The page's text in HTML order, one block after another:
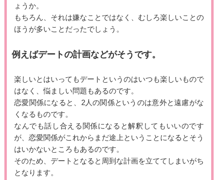
ょうか。
もちろん、それは嫌なことではなく、むしろ楽しいことの
ほうが多いことだったでしょう。
例えばデートの計画などがそうです。
楽しいとはいってもデートというのはいつも楽しいもので
はなく、悩ましい問題もあるのです。
恋愛関係になると、2人の関係というのは意外と遠慮がな
くなるものです。
なんでも話し合える関係になると解釈してもいいのです
が、恋愛関係がこれからまだ途上ということになるとそう
はいかないところもあるのです。
そのため、デートとなると周到な計画を立ててしまいがち
となります。